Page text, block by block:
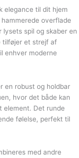
elegance til dit hjem
overflade
spil og skaber en
tilføjer et strejf af
enhver moderne
en robust og holdbar
hvor det både kan
element. Det runde
følelse, perfekt til
med andre